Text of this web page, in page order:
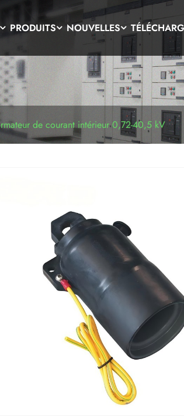
PRODUITS NOUVELLES
de courant intérieur 0,72-40,5 kV